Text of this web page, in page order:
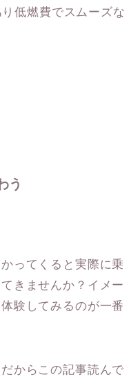
低燃費でスムーズな
う
ってくると実際に乗
きませんか？イメー
験してみるのが一番
からこの記事読んで